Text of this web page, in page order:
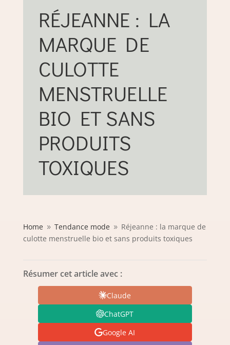
RÉJEANNE : LA
MARQUE DE
CULOTTE
MENSTRUELLE
BIO ET SANS
PRODUITS
TOXIQUES
Home 9 Tendance mode 9 Réjeanne : la marque de
culotte menstruelle bio et sans produits toxiques
Résumer cet article avec :
Claude
ChatGPT
Google AI